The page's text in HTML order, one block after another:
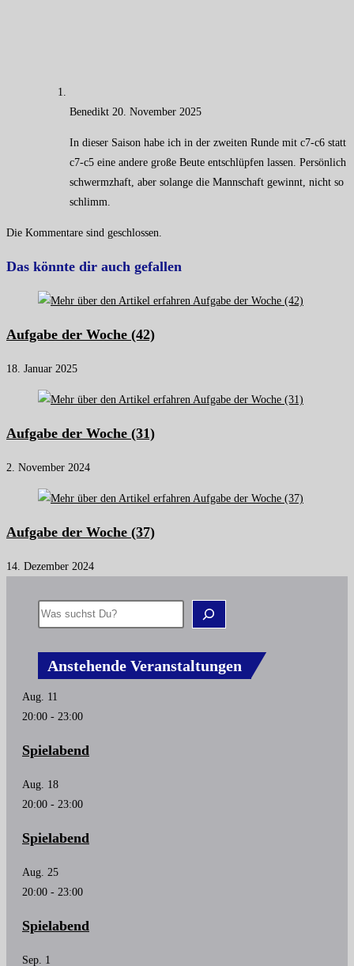
Benedikt 20. November 2025
In dieser Saison habe ich in der zweiten Runde mit c7-c6 statt
c7-c5 eine andere große Beute entschlüpfen lassen. Persönlich
schwermzhaft, aber solange die Mannschaft gewinnt, nicht so
schlimm.
Die Kommentare sind geschlossen.
Das könnte dir auch gefallen
Aufgabe der Woche (42)
18. Januar 2025
Aufgabe der Woche (31)
2. November 2024
Aufgabe der Woche (37)
14. Dezember 2024
Suchen
Anstehende Veranstaltungen
Aug. 11
20:00 - 23:00
Spielabend
Aug. 18
20:00 - 23:00
Spielabend
Aug. 25
20:00 - 23:00
Spielabend
Sep. 1